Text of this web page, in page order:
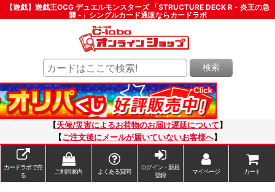
【遊戯】遊戯王OCG デュエルモンスターズ 「STRUCTURE DECK R - 炎王の急
襲 -」シングルカード通販ならカードラボ
検索
【天候/災害によるお荷物のお届け遅延について 】
【ご注文後にメールが届いていないお客様へ】
カードラボで売
る
ご利用案内 よくある質問
ログイン・新規
登録
マイページ カート